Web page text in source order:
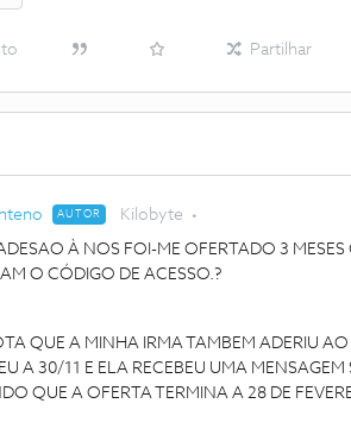
Partilhar
AUTOR Kilobyte
À NOS FOI-ME OFERTADO 3
O CÓDIGO DE ACESSO.?
QUE A MINHA IRMA TAMBEM ADERIU
A 30/11 E ELA RECEBEU UMA
QUE A OFERTA TERMINA A 28 DE